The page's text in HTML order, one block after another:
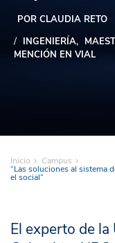
POR CLAUDIA RETO
INGENIERÍA
MENCIÓN EN VIAL
Inicio Campus
“Las soluciones al sistema
el social”
El experto de